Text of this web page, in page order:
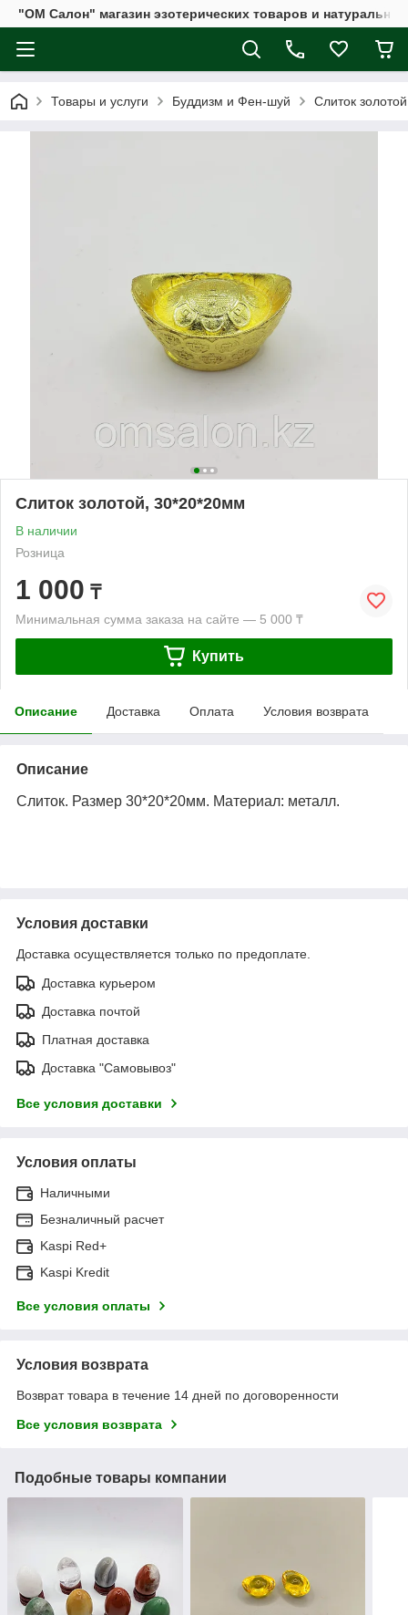
"ОМ Салон" магазин эзотерических товаров и
Товары и услуги Буддизм и Фен-шуй Слиток
Слиток золотой, 30*20*20мм
В наличии
Розница
1 000 ₸
Минимальная сумма заказа на сайте — 5 000 ₸
Купить
Описание Доставка Оплата Условия возврата
Описание
Слиток. Размер 30*20*20мм. Материал: металл.
Условия доставки
Доставка осуществляется только по предоплате.
Доставка курьером
Доставка почтой
Платная доставка
Доставка "Самовывоз"
Все условия доставки
Условия оплаты
Наличными
Безналичный расчет
Kaspi Red+
Kaspi Kredit
Все условия оплаты
Условия возврата
Возврат товара в течение 14 дней по договоренности
Все условия возврата
Подобные товары компании